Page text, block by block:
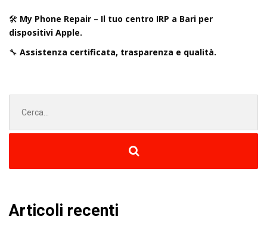
🛠️ My Phone Repair – Il tuo centro IRP a Bari per
dispositivi Apple.
🔧 Assistenza certificata, trasparenza e qualità.
per:
Articoli recenti